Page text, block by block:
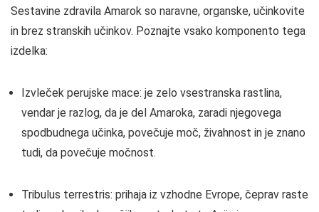
Sestavine zdravila Amarok so naravne, organske, učinkovite
in brez stranskih učinkov. Poznajte vsako komponento tega
izdelka:
Izvleček perujske mace: je zelo vsestranska rastlina,
vendar je razlog, da je del Amaroka, zaradi njegovega
spodbudnega učinka, povečuje moč, živahnost in je znano
tudi, da povečuje močnost.
Tribulus terrestris: prihaja iz vzhodne Evrope, čeprav raste